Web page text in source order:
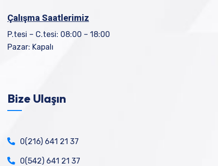
Çalışma Saatlerimiz
P.tesi – C.tesi: 08:00 – 18:00
Pazar: Kapalı
Bize Ulaşın
0(216) 641 21 37
0(542) 641 21 37